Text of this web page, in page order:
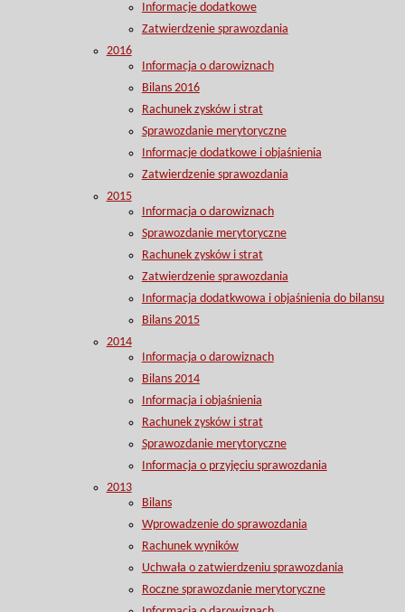
Informacje dodatkowe
Zatwierdzenie sprawozdania
2016
Informacja o darowiznach
Bilans 2016
Rachunek zysków i strat
Sprawozdanie merytoryczne
Informacje dodatkowe i objaśnienia
Zatwierdzenie sprawozdania
2015
Informacja o darowiznach
Sprawozdanie merytoryczne
Rachunek zysków i strat
Zatwierdzenie sprawozdania
Informacja dodatkwowa i objaśnienia do bilansu
Bilans 2015
2014
Informacja o darowiznach
Bilans 2014
Informacja i objaśnienia
Rachunek zysków i strat
Sprawozdanie merytoryczne
Informacja o przyjęciu sprawozdania
2013
Bilans
Wprowadzenie do sprawozdania
Rachunek wyników
Uchwała o zatwierdzeniu sprawozdania
Roczne sprawozdanie merytoryczne